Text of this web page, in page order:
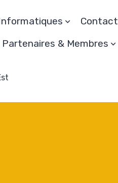
Contact
Partenaires & Membres